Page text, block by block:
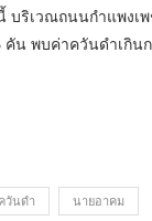
บริเวณถนนกำแพง
คัน พบค่าควันดำเกิ
วันดำ นายอาคม